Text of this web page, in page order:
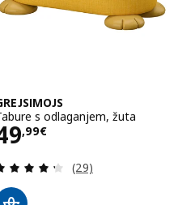
s odlaganjem, žuta
,99€ 49,99€
Revizija: 4.3 od 5
(29)